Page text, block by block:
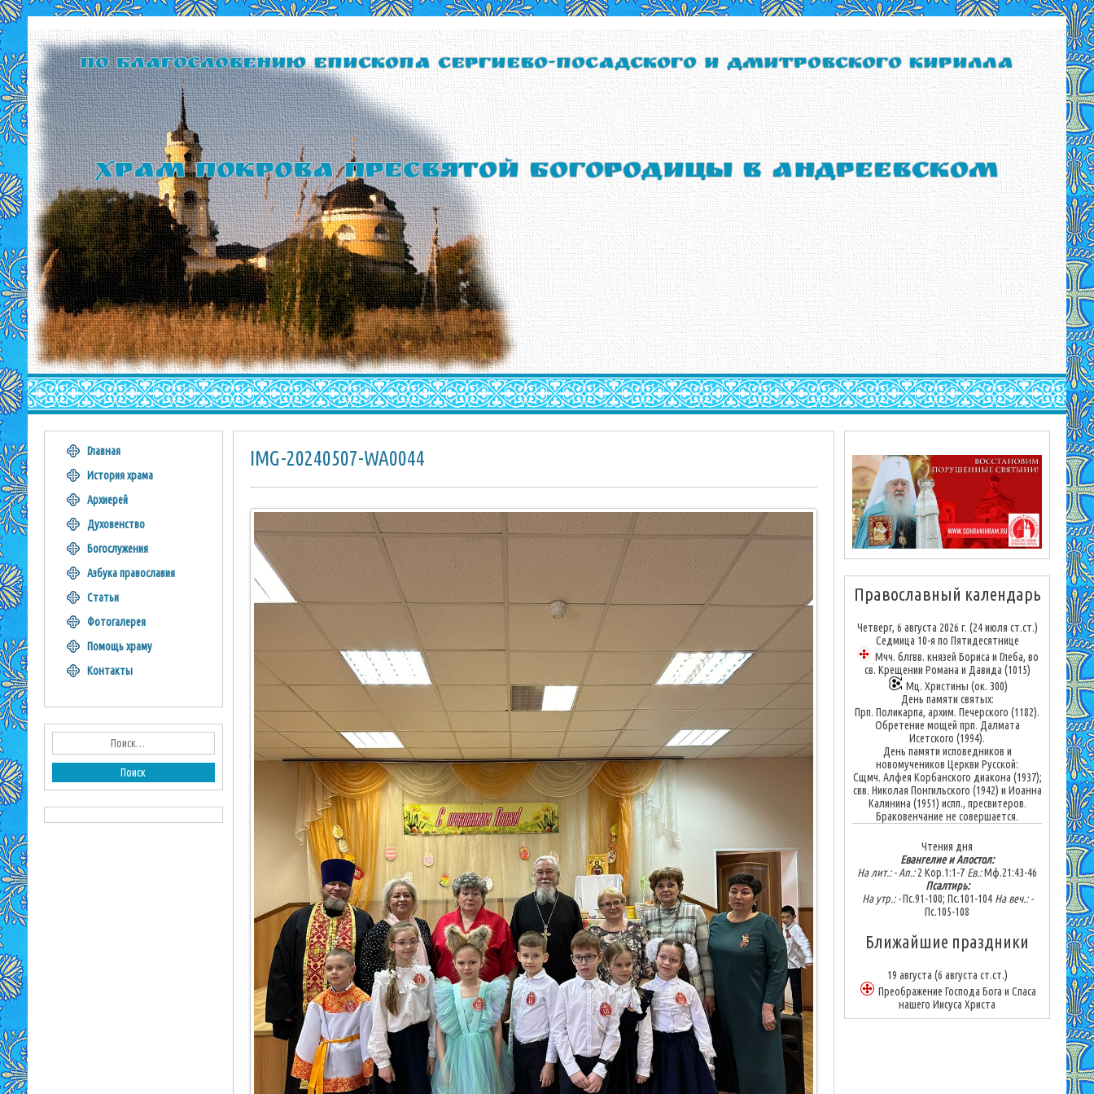
По благословению Епископа Сергиево-Посадского и Дмитровского Кирилла
Храм Покрова Пресвятой Богородицы в Андреевском
IMG-20240507-WA0044
Православный календарь
Четверг, 6 августа 2026 г. (24 июля ст.ст.)
Седмица 10-я по Пятидесятнице
Мчч. блгвв. князей Бориса и Глеба, во
св. Крещении Романа и Давида (1015)
Мц. Христины (ок. 300)
День памяти святых:
Прп. Поликарпа, архим. Печерского (1182).
Обретение мощей прп. Далмата
Исетского (1994).
День памяти исповедников и
новомучеников Церкви Русской:
Сщмч. Алфея Корбанского диакона (1937);
свв. Николая Понгильского (1942) и Иоанна
Калинина (1951) испп., пресвитеров.
Браковенчание не совершается.
Чтения дня
Евангелие и Апостол:
На лит.: -Ап.:2 Кор.1:1-7 Ев.:Мф.21:43-46
Псалтирь:
На утр.: -Пс.91-100; Пс.101-104На веч.: -
Пс.105-108
Ближайшие праздники
19 августа (6 августа ст.ст.)
Преображение Господа Бога и Спаса
нашего Иисуса Христа
Главная
История храма
Архиерей
Духовенство
Богослужения
Азбука православия
Статьи
Фотогалерея
Помощь храму
Контакты